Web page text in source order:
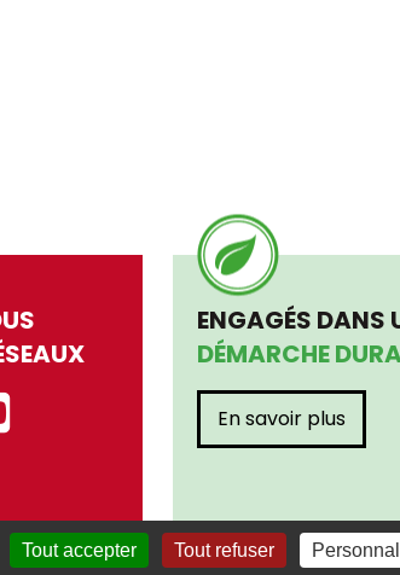
ENGAGÉS DANS
DÉMARCHE
En savoir plus
Tout accepter Tout refuser